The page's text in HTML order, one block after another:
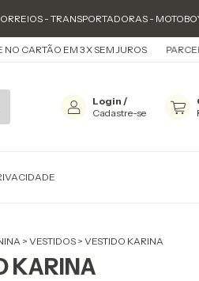
- MOTOBOY ( APENAS SP)
X SEM JUROS PARCELE NO CARTÃO
Login /
Cadastre-se
> VESTIDOS > VESTIDO KARINA
KARINA